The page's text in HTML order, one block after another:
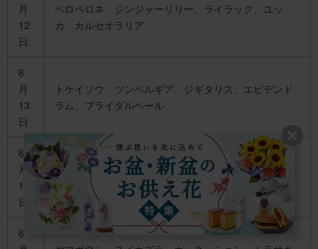
月
12
日
ベロペロネ、ジンジャーリリー、ライラック、ユッ
カ、カルセオラリア
6
月
13
日
トケイソウ、ツンベルギア、ジギタリス、エピデンド
ラム、ブライダルベール
6
月
14
日
ブーゲンビリア、グラジオラス、アジサイ、ブルース
ター、ハルシャギク
6